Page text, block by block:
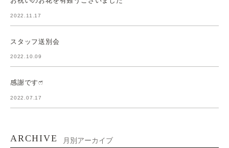
2022.11.17
スタッフ送別会
2022.10.09
感謝ですෆ̈
2022.07.17
ARCHIVE 月別アーカイブ